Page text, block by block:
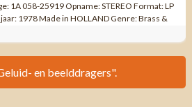
1A 058-25919 Opname: STEREO Format: LP
1978 Made in HOLLAND Genre: Brass &
en beelddragers".